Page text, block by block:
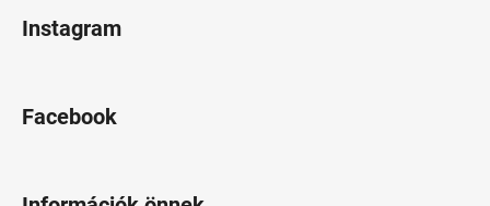
Instagram
Facebook